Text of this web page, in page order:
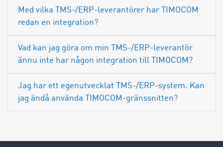
Med vilka TMS-/ERP-leverantörer har TIMOCOM
redan en integration?
Vad kan jag göra om min TMS-/ERP-leverantör
ännu inte har någon integration till TIMOCOM?
Jag har ett egenutvecklat TMS-/ERP-system. Kan
jag ändå använda TIMOCOM-gränssnitten?